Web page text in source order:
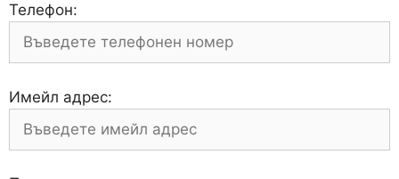
Телефон:
Имейл адрес: